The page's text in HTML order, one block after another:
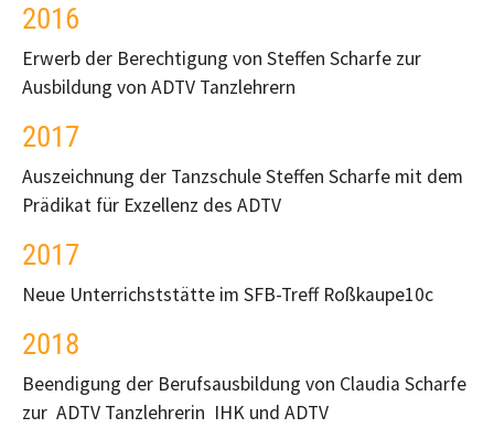
2016
Erwerb der Berechtigung von Steffen Scharfe zur
Ausbildung von ADTV Tanzlehrern
2017
Auszeichnung der Tanzschule Steffen Scharfe mit dem
Prädikat für Exzellenz des ADTV
2017
Neue Unterrichststätte im SFB-Treff Roßkaupe10c
2018
Beendigung der Berufsausbildung von Claudia Scharfe
zur ADTV Tanzlehrerin IHK und ADTV